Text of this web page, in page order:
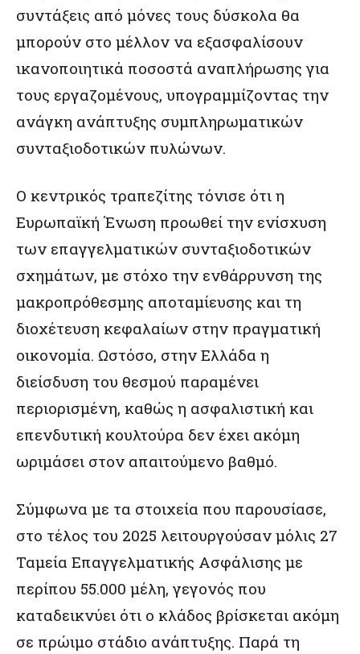
συντάξεις από μόνες τους δύσκολα θα
μπορούν στο μέλλον να εξασφαλίσουν
ικανοποιητικά ποσοστά αναπλήρωσης για
τους εργαζομένους, υπογραμμίζοντας την
ανάγκη ανάπτυξης συμπληρωματικών
συνταξιοδοτικών πυλώνων.
Ο κεντρικός τραπεζίτης τόνισε ότι η
Ευρωπαϊκή Ένωση προωθεί την ενίσχυση
των επαγγελματικών συνταξιοδοτικών
σχημάτων, με στόχο την ενθάρρυνση της
μακροπρόθεσμης αποταμίευσης και τη
διοχέτευση κεφαλαίων στην πραγματική
οικονομία. Ωστόσο, στην Ελλάδα η
διείσδυση του θεσμού παραμένει
περιορισμένη, καθώς η ασφαλιστική και
επενδυτική κουλτούρα δεν έχει ακόμη
ωριμάσει στον απαιτούμενο βαθμό.
Σύμφωνα με τα στοιχεία που παρουσίασε,
στο τέλος του 2025 λειτουργούσαν μόλις 27
Ταμεία Επαγγελματικής Ασφάλισης με
περίπου 55.000 μέλη, γεγονός που
καταδεικνύει ότι ο κλάδος βρίσκεται ακόμη
σε πρώιμο στάδιο ανάπτυξης. Παρά τη